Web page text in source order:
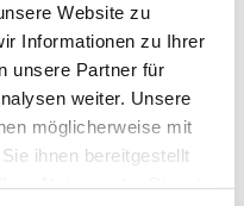
Website zu
Informationen zu Ihrer
unsere Partner für
weiter. Unsere
möglicherweise mit
ihnen bereitgestellt
auch